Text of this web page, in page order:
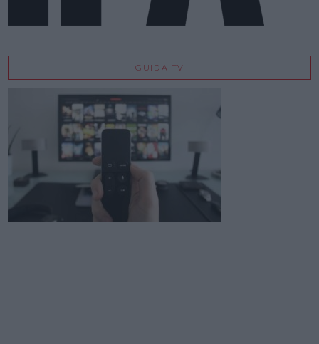
GUIDA TV